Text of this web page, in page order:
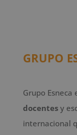
GRUPO
Grupo Esneca
docentesy
internacional